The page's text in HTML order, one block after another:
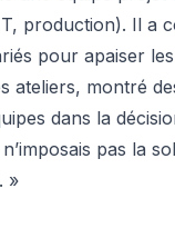
production). Il a
pour apaiser
ateliers, montré
dans la
pas la
»